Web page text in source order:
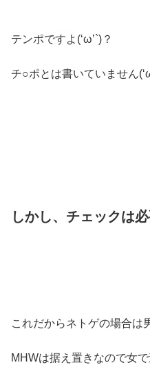
テンポですよ(‘ω’`)？
チ○ポとは書いていません
しかし、チェックは
これだからネトゲの場合は
MHWは据え置きなので女